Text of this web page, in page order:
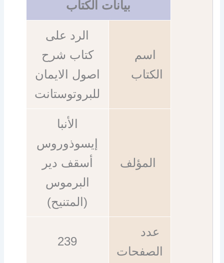
بيانات الكتاب
اسم
الكتاب
الرد على
كتاب شرح
اصول الايمان
للبروتوستانت
المؤلف
الأنبا
إيسوذوروس
أسقف دير
البرموس
(المتنيح)
عدد
الصفحات
239